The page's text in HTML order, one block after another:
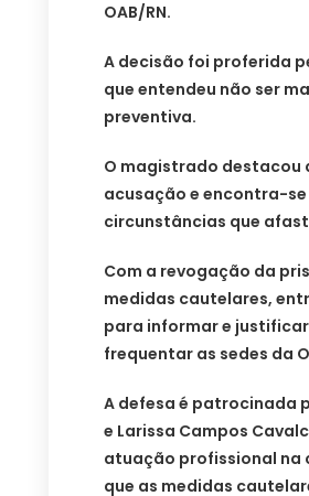
OAB/RN.
A decisão foi proferida
que entendeu não ser
preventiva.
O magistrado destacou
acusação e encontra-
circunstâncias que
Com a revogação da
medidas cautelares,
para informar e
frequentar as sedes da
A defesa é patrocinada
e Larissa Campos
atuação profissional na
que as medidas